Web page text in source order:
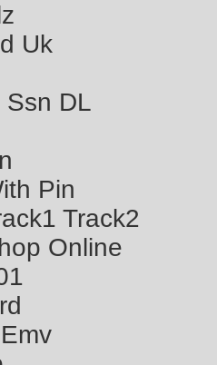
Uk
Ssn DL
Pin
Track2
Online